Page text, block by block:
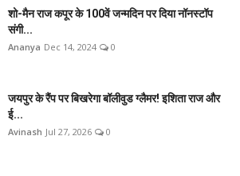
शो-मैन राज कपूर के 100वें जन्मदिन पर दिया नॉनस्टॉप
संगी...
Ananya Dec 14, 2024 0
जयपुर के रैंप पर बिखरेगा बॉलीवुड ग्लैमर! इशिता राज और
ई...
Avinash Jul 27, 2026 0